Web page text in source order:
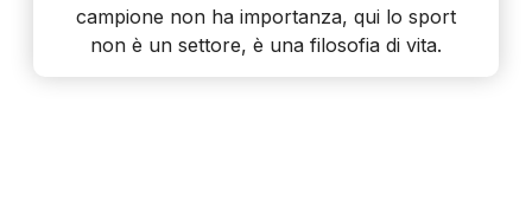
campione non ha importanza, qui lo sport
non è un settore, è una filosofia di vita.